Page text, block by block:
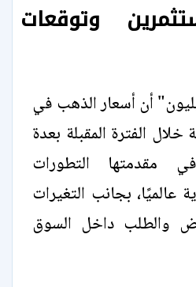
وتوقعات
أن أسعار الذهب في
الفترة المقبلة بعدة
مقدمتها التطورات
عالميًا، بجانب التغيرات
والطلب داخل السوق